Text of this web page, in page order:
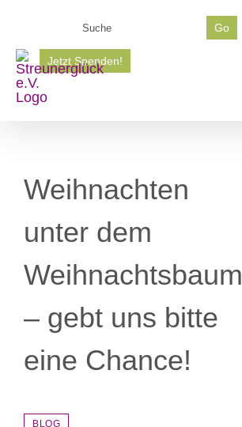
springen
Go
Jetzt Spenden!
Weihnachten
unter dem
Weihnachtsbaum
– gebt uns bitte
eine Chance!
BLOG